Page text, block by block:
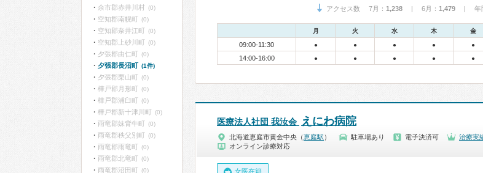
アクセス数 7月： 1,238 | 6月： 1,479 | 年
月 火 水 木 金
09:00-11:30 ● ● ● ● ●
14:00-16:00 ● ● ● ● ●
医療法人社団 我汝会 えにわ病院
北海道恵庭市黄金中央（恵庭駅 ） 駐車場あり 電子決済可 治療実
オンライン診療対応
女医在籍
余市郡赤井川村 (0)
空知郡南幌町 (0)
空知郡奈井江町 (0)
空知郡上砂川町 (0)
夕張郡由仁町 (0)
夕張郡長沼町 (1件)
夕張郡栗山町 (0)
樺戸郡月形町 (0)
樺戸郡浦臼町 (0)
樺戸郡新十津川町 (0)
雨竜郡妹背牛町 (0)
雨竜郡秩父別町 (0)
雨竜郡雨竜町 (0)
雨竜郡北竜町 (0)
雨竜郡沼田町 (0)